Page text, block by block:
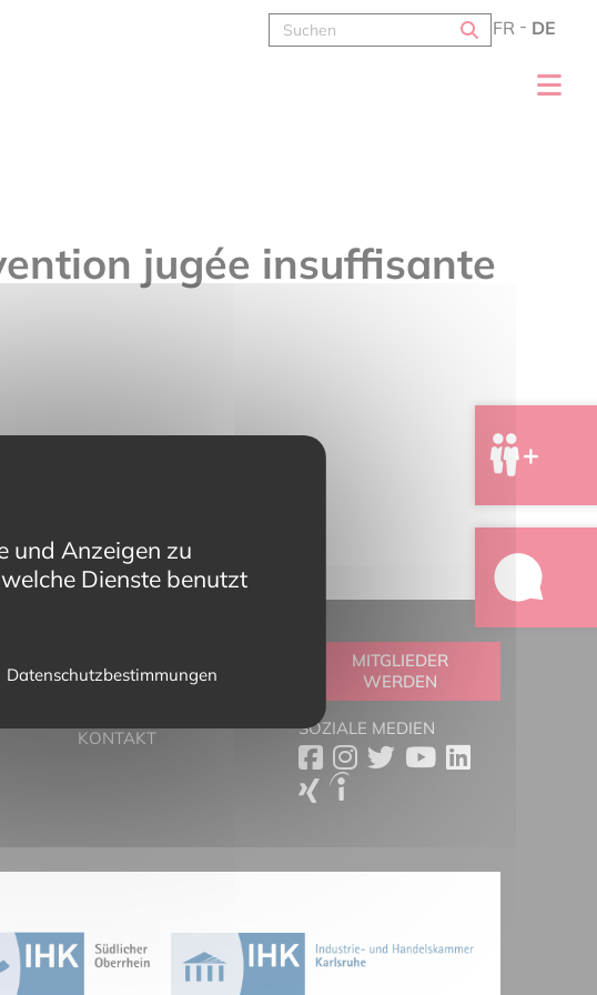
FR DE
jugée insuffisante
PARTNER
KONTAKT
MITGLIEDER
WERDEN
SOZIALE MEDIEN
und Anzeigen zu
Dienste benutzt
Datenschutzbestimmungen